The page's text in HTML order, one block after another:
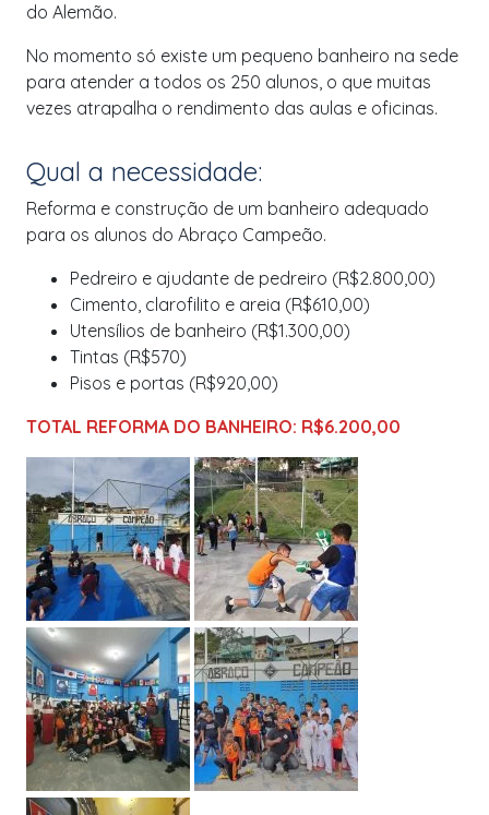
do Alemão.
No momento só existe um pequeno banheiro na sede
para atender a todos os 250 alunos, o que muitas
vezes atrapalha o rendimento das aulas e oficinas.
Qual a necessidade:
Reforma e construção de um banheiro adequado
para os alunos do Abraço Campeão.
Pedreiro e ajudante de pedreiro (R$2.800,00)
Cimento, clarofilito e areia (R$610,00)
Utensílios de banheiro (R$1.300,00)
Tintas (R$570)
Pisos e portas (R$920,00)
TOTAL REFORMA DO BANHEIRO: R$6.200,00